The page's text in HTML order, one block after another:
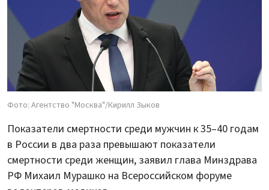
Фото: Агентство "Москва"/Кирилл Зыков
Показатели смертности среди мужчин к 35–40 годам
в России в два раза превышают показатели
смертности среди женщин, заявил глава Минздрава
РФ Михаил Мурашко на Всероссийском форуме